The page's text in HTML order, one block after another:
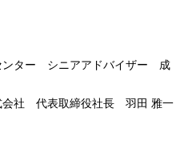
ンター シニアアドバイザー 成
会社 代表取締役社長 羽田 雅一